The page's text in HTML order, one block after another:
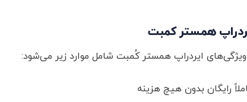
همستر کمبت
ویژگی‌های ایردراپ همستر کُمبت شامل موارد زیر می‌شود:
رایگان بدون هیچ هزینه